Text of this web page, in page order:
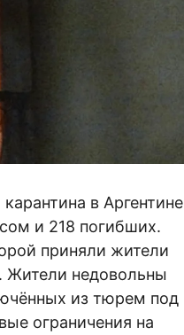
в Аргентине
и 218 погибших.
приняли жители
Жители недовольны
из тюрем под
ограничения на